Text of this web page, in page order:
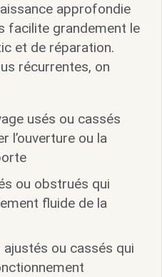
approfondie
facilite grandement le
et de réparation.
récurrentes, on
usés ou cassés
l’ouverture ou la
ou obstrués qui
fluide de la
ou cassés qui